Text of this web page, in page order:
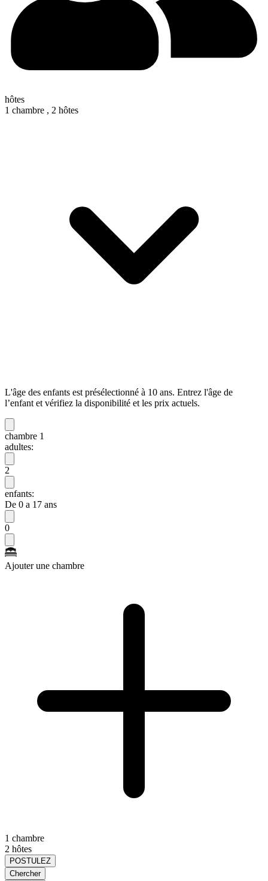
hôtes
1 chambre , 2 hôtes
L'âge des enfants est présélectionné à 10 ans. Entrez l'âge de
l’enfant et vérifiez la disponibilité et les prix actuels.
chambre 1
adultes:
2
enfants:
De 0 a 17 ans
0
Ajouter une chambre
1 chambre
2 hôtes
POSTULEZ
Chercher